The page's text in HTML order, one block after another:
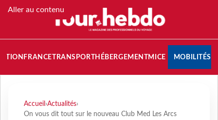
Aller au contenu
FRANCETRANSPORT HÉBERGEMENTMICE MOBILITÉS
Accueil ›Actualités›
On vous dit tout sur le nouveau Club Med Les Arcs